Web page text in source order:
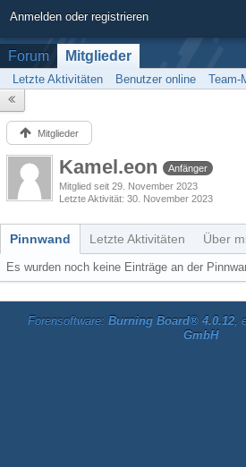
Anmelden oder registrieren
Forum Mitglieder
Letzte Aktivitäten Benutzer online Team-
Mitglieder
Kamel.eon
Anfänger
Mitglied seit 29. November 2023
Letzte Aktivität 30. November 2023
Pinnwand Letzte Aktivitäten Über
Es wurden noch keine Einträge an der
Forensoftware: Burning Board® 4.0.12,
GmbH